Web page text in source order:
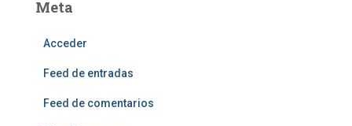
Meta
Acceder
Feed de entradas
Feed de comentarios